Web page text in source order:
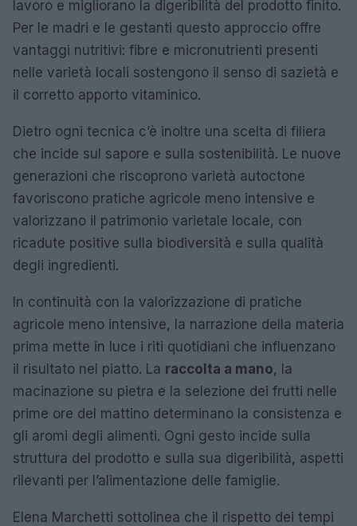
lavoro e migliorano la digeribilità del prodotto finito.
Per le madri e le gestanti questo approccio offre
vantaggi nutritivi: fibre e micronutrienti presenti
nelle varietà locali sostengono il senso di sazietà e
il corretto apporto vitaminico.
Dietro ogni tecnica c’è inoltre una scelta di filiera
che incide sul sapore e sulla sostenibilità. Le nuove
generazioni che riscoprono varietà autoctone
favoriscono pratiche agricole meno intensive e
valorizzano il patrimonio varietale locale, con
ricadute positive sulla biodiversità e sulla qualità
degli ingredienti.
In continuità con la valorizzazione di pratiche
agricole meno intensive, la narrazione della materia
prima mette in luce i riti quotidiani che influenzano
il risultato nel piatto. La raccolta a mano, la
macinazione su pietra e la selezione dei frutti nelle
prime ore del mattino determinano la consistenza e
gli aromi degli alimenti. Ogni gesto incide sulla
struttura del prodotto e sulla sua digeribilità, aspetti
rilevanti per l’alimentazione delle famiglie.
Elena Marchetti sottolinea che il rispetto dei tempi